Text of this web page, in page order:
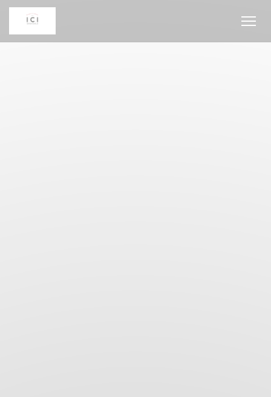
Panel for informasjonskapsler